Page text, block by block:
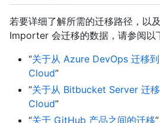
若要详细了解所需的迁移路径，以
Importer 会迁移的数据，请参阅以
“关于从 Azure DevOps 迁移
Cloud”
“关于从 Bitbucket Server 迁
Cloud”
“关于 GitHub 产品之间的迁移”